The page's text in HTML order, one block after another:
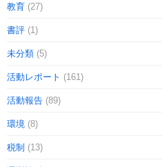
教育 (27)
書評 (1)
未分類 (5)
活動レポート (161)
活動報告 (89)
環境 (8)
税制 (13)